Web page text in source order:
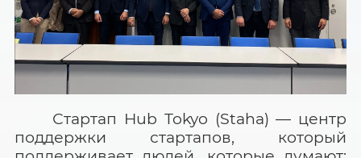
Стартап Hub Tokyo (Staha) — центр
поддержки стартапов, который